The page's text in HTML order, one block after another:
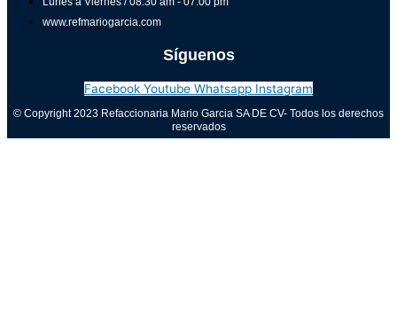
www.refmariogarcia.com
Síguenos
Facebook Youtube Whatsapp Instagram
© Copyright 2023 Refaccionaria Mario Garcia SA DE CV- Todos los derechos
reservados